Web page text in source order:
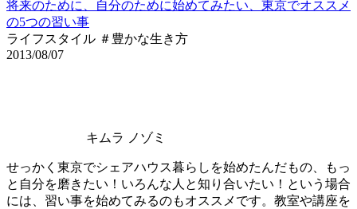
将来のために、自分のために始めてみたい、東京でオススメ
の5つの習い事
ライフスタイル ＃豊かな生き方
2013/08/07
キムラ ノゾミ
せっかく東京でシェアハウス暮らしを始めたんだもの、もっ
と自分を磨きたい！いろんな人と知り合いたい！という場合
には、習い事を始めてみるのもオススメです。教室や講座を